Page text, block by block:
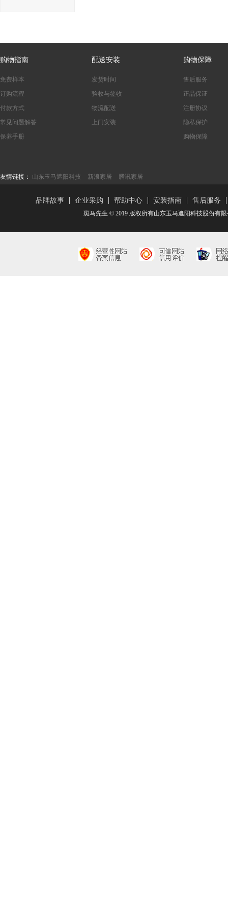
购物指南
免费样本
订购流程
付款方式
常见问题解答
保养手册
配送安装
发货时间
验收与签收
物流配送
上门安装
购物保障
售后服务
正品保证
注册协议
隐私保护
购物保障
友情链接： 山东玉马遮阳科技 新浪家居 腾讯家居
品牌故事 企业采购 帮助中心 安装指南 售后服务
斑马先生 © 2019 版权所有山东玉马遮阳科技股份有